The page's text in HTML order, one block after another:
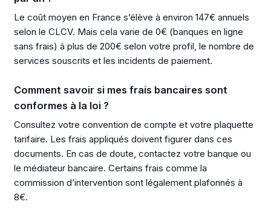
Le coût moyen en France s’élève à environ 147€ annuels
selon le CLCV. Mais cela varie de 0€ (banques en ligne
sans frais) à plus de 200€ selon votre profil, le nombre de
services souscrits et les incidents de paiement.
Comment savoir si mes frais bancaires sont
conformes à la loi ?
Consultez votre convention de compte et votre plaquette
tarifaire. Les frais appliqués doivent figurer dans ces
documents. En cas de doute, contactez votre banque ou
le médiateur bancaire. Certains frais comme la
commission d’intervention sont légalement plafonnés à
8€.